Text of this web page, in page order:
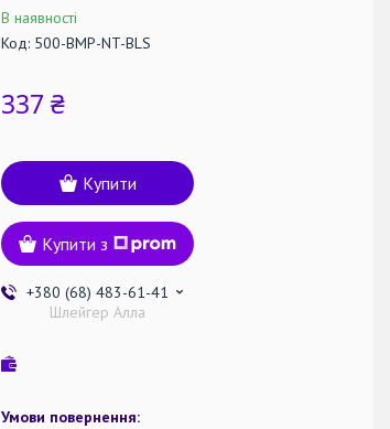
В наявності
Код: 500-BMP-NT-BLS
337 ₴
Купити
Купити з
+380 (68) 483-61-41
Шлейгер Алла